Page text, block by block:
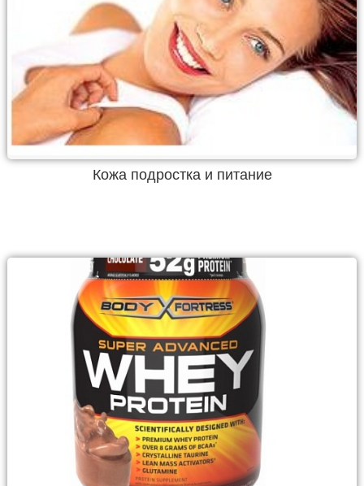
Кожа подростка и питание